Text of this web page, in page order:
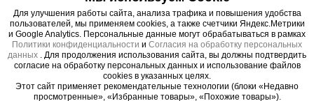
инструмента. Все элементы вышки стыкуются
между собой по принципу "труба в трубу" и
фиксируются флажковым механизмом.
Модель имеет ширину базового блока 2,0х2,0
метра. Высота вышки - 8,7 метра. Ее можно
дорастить дополнительными секциями до 20,7
Для улучшения работы сайта, анализа трафика и повышения удобства
пользователей, мы применяем cookies, а также счетчики Яндекс.Метрики
и Google Analytics. Персональные данные могут обрабатываться в рамках
Политики конфиденциальности и Согласия на обработку персональных
данных
. Для продолжения использования сайта, вы должны подтвердить
согласие на обработку персональных данных и использование файлов
cookies в указанных целях.
Этот сайт применяет рекомендательные технологии (блоки «Недавно
просмотренные», «Избранные товары», «Похожие товары»).